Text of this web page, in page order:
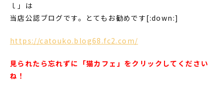
ｌ」は
当店公認ブログです。とてもお勧めです[:down:]
https://catouko.blog68.fc2.com/
見られたら忘れずに「猫カフェ」をクリックしてください
ね！